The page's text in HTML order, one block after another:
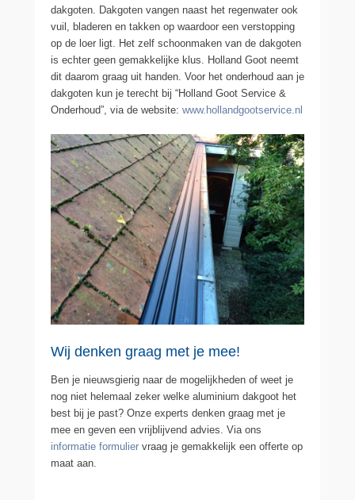
dakgoten. Dakgoten vangen naast het regenwater ook
vuil, bladeren en takken op waardoor een verstopping
op de loer ligt. Het zelf schoonmaken van de dakgoten
is echter geen gemakkelijke klus. Holland Goot neemt
dit daarom graag uit handen. Voor het onderhoud aan je
dakgoten kun je terecht bij “Holland Goot Service &
Onderhoud”, via de website: www.hollandgootservice.nl
Wij denken graag met je mee!
Ben je nieuwsgierig naar de mogelijkheden of weet je
nog niet helemaal zeker welke aluminium dakgoot het
best bij je past? Onze experts denken graag met je
mee en geven een vrijblijvend advies. Via ons
informatie formulier vraag je gemakkelijk een offerte op
maat aan.